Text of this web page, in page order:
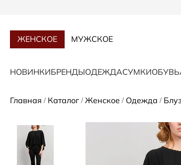
ЖЕНСКОЕ МУЖСКОЕ
НОВИНКИБРЕНДЫОДЕЖДАСУМКИОБУВЬ
Главная / Каталог / Женское / Одежда /